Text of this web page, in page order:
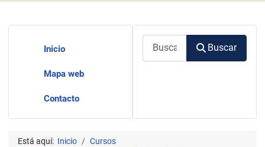
Inicio
Mapa web
Contacto
Buscar
Está aquí: Inicio
Cursos